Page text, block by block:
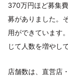
370万円ほど募集
募がありました。
用ができています
じて人数を増やし
店舗数は、直営店